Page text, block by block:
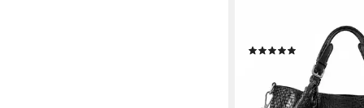
lieferbar - in 2-3